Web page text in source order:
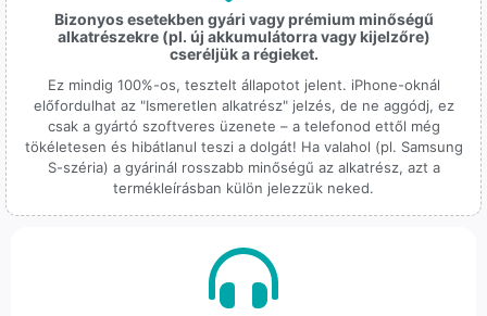
Bizonyos esetekben gyári vagy prémium minőségű
alkatrészekre (pl. új akkumulátorra vagy kijelzőre)
cseréljük a régieket.
Ez mindig 100%-os, tesztelt állapotot jelent. iPhone-oknál
előfordulhat az "Ismeretlen alkatrész" jelzés, de ne aggódj, ez
csak a gyártó szoftveres üzenete – a telefonod ettől még
tökéletesen és hibátlanul teszi a dolgát! Ha valahol (pl. Samsung
S-széria) a gyárinál rosszabb minőségű az alkatrész, azt a
termékleírásban külön jelezzük neked.